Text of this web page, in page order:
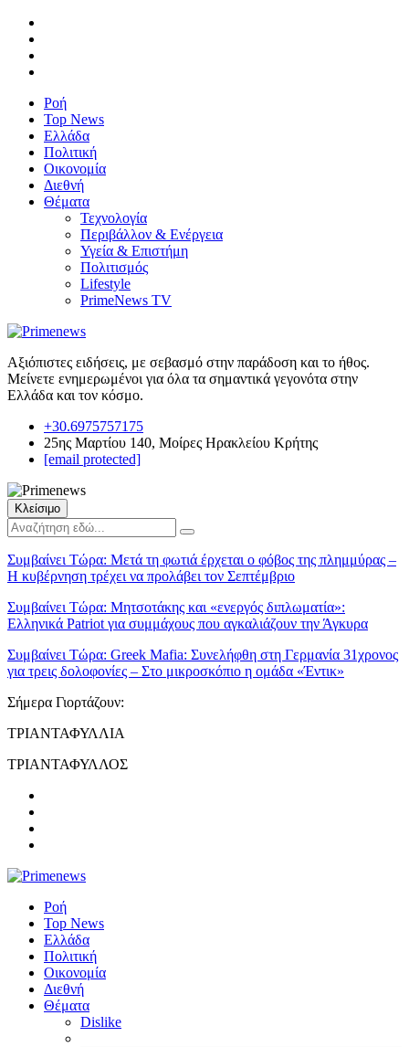
Ροή
Top News
Ελλάδα
Πολιτική
Οικονομία
Διεθνή
Θέματα
Τεχνολογία
Περιβάλλον & Ενέργεια
Υγεία & Επιστήμη
Πολιτισμός
Lifestyle
PrimeNews TV
Αξιόπιστες ειδήσεις, με σεβασμό στην παράδοση και το ήθος.
Μείνετε ενημερωμένοι για όλα τα σημαντικά γεγονότα στην
Ελλάδα και τον κόσμο.
+30.6975757175
25ης Μαρτίου 140, Μοίρες Ηρακλείου Κρήτης
[email protected]
Κλείσιμο
Συμβαίνει Τώρα: Μετά τη φωτιά έρχεται ο φόβος της πλημμύρας –
Η κυβέρνηση τρέχει να προλάβει τον Σεπτέμβριο
Συμβαίνει Τώρα: Μητσοτάκης και «ενεργός διπλωματία»:
Ελληνικά Patriot για συμμάχους που αγκαλιάζουν την Άγκυρα
Συμβαίνει Τώρα: Greek Mafia: Συνελήφθη στη Γερμανία 31χρονος
για τρεις δολοφονίες – Στο μικροσκόπιο η ομάδα «Έντικ»
Σήμερα Γιορτάζουν:
ΤΡΙΑΝΤΑΦΥΛΛΙΑ
ΤΡΙΑΝΤΑΦΥΛΛΟΣ
Ροή
Top News
Ελλάδα
Πολιτική
Οικονομία
Διεθνή
Θέματα
Dislike